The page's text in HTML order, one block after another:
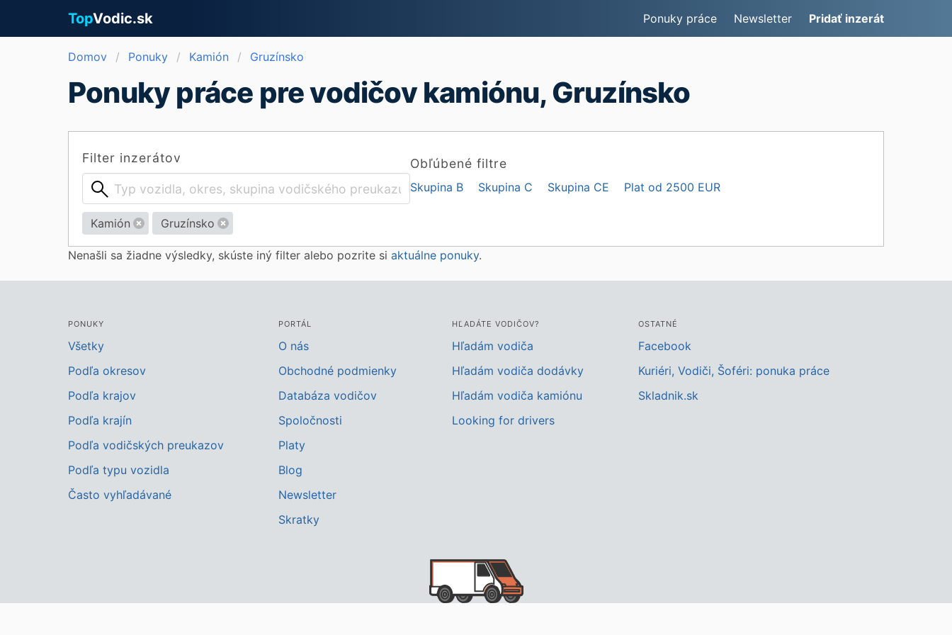
TopVodic.sk Ponuky práce Newsletter Pridať inzerát
Domov Ponuky Kamión Gruzínsko
Ponuky práce pre vodičov kamiónu, Gruzínsko
Filter inzerátov
Kamión Gruzínsko
Obľúbené filtre
Skupina B Skupina C Skupina CE Plat od 2500 EUR
Nenašli sa žiadne výsledky, skúste iný filter alebo pozrite si aktuálne ponuky.
PONUKY
Všetky
Podľa okresov
Podľa krajov
Podľa krajín
Podľa vodičských preukazov
Podľa typu vozidla
Často vyhľadávané
PORTÁL
O nás
Obchodné podmienky
Databáza vodičov
Spoločnosti
Platy
Blog
Newsletter
Skratky
HĽADÁTE VODIČOV?
Hľadám vodiča
Hľadám vodiča dodávky
Hľadám vodiča kamiónu
Looking for drivers
OSTATNÉ
Facebook
Kuriéri, Vodiči, Šoféri: ponuka práce
Skladnik.sk